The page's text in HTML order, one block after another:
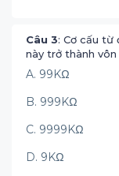
Câu 3: Cơ cấu từ
này trở thành
A. 99KΩ
B. 999KΩ
C. 9999KΩ
D. 9KΩ